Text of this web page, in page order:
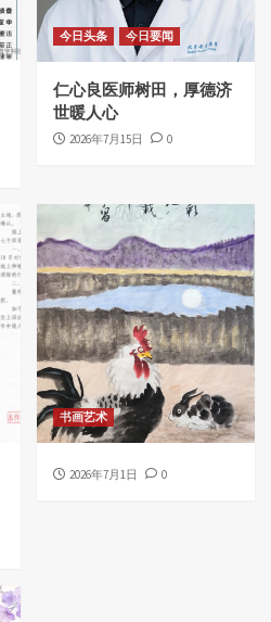
今日头条 今日要闻
仁心良医师树田，厚德济
世暖人心
2026年7月15日 0
书画艺术
2026年7月1日 0